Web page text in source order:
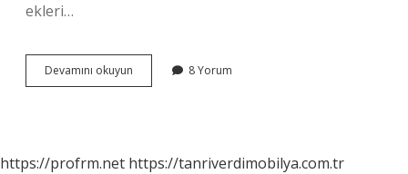
ekleri…
Devamını okuyun
Ve
8 Yorum
https://profrm.net https://tanriverdimobilya.com.tr